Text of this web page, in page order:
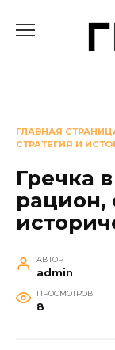
ГЛАВНАЯ
СТРАТЕГИЯ И
Гречка
рацион,
АВТОР
admin
ПРОСМОТРОВ
8